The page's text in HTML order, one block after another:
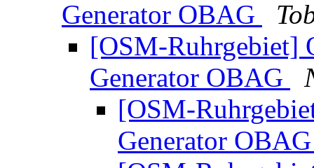
Generator OBAG
[OSM-Ruhrgebiet]
Generator OBAG
[OSM-
Generator